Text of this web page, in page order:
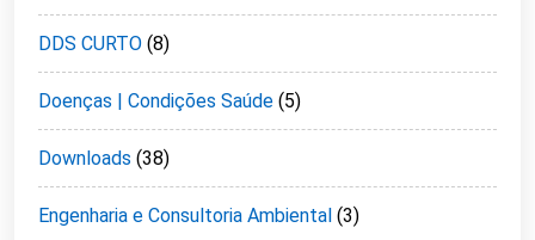
DDS CURTO (8)
Doenças | Condições Saúde (5)
Downloads (38)
Engenharia e Consultoria Ambiental (3)